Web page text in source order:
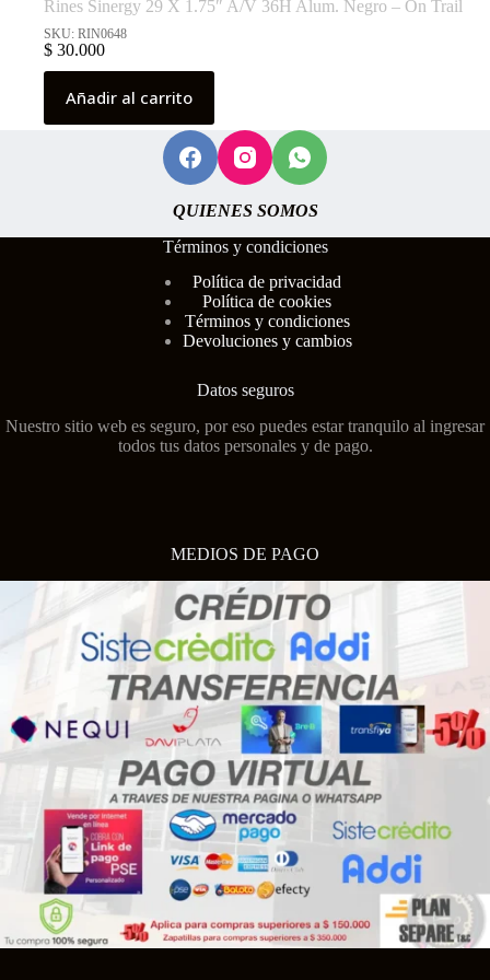
Rines Sinergy 29 X 1.75″ A/V 36H Alum. Negro – On Trail
SKU: RIN0648
$ 30.000
Añadir al carrito
QUIENES SOMOS
Términos y condiciones
Política de privacidad
Política de cookies
Términos y condiciones
Devoluciones y cambios
Datos seguros
Nuestro sitio web es seguro, por eso puedes estar tranquilo al ingresar
todos tus datos personales y de pago.
MEDIOS DE PAGO